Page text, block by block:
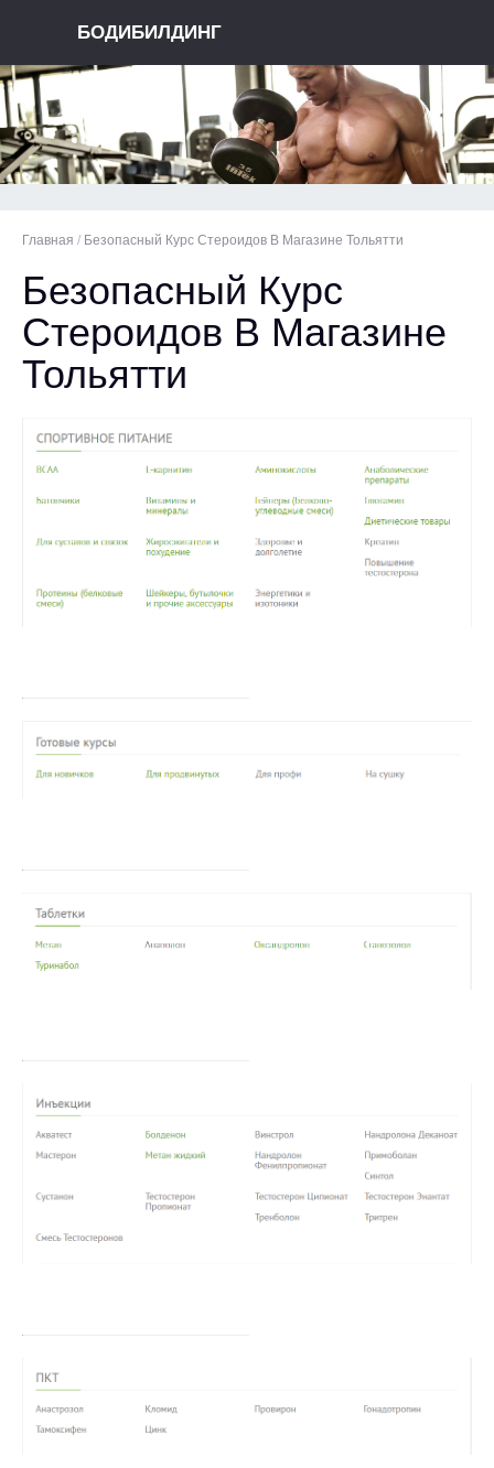
БОДИБИЛДИНГ
Главная / Безопасный Курс Стероидов В Магазине Тольятти
Безопасный Курс
Стероидов В Магазине
Тольятти